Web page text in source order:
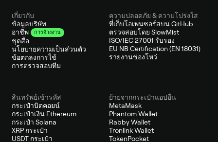
เกี่ยวกับ
ข้อมูลบริษัท
อาชีพ
การจ้างงาน
ชุดสื่อ
นโยบายความเป็นส่วนตัว
ข้อตกลงการใช้
การตรวจสอบทีม
ความปลอดภัย & ความโปร่งใส
ที่เก็บโอเพนซอร์สบน GitHub
ตรวจสอบโดย SlowMist
ISO/IEC 27001 รับรอง
EU NB Certification (EN 18031)
รายงานช่องโหว่
สินทรัพย์เข้ารหัส
กระเป๋าบิตคอยน์
กระเป๋าเงิน Ethereum
กระเป๋า Solana
XRP กระเป๋า
USDT กระเป๋า
ย้ายจากกระเป๋าแอปอื่น
MetaMask
Phantom Wallet
Rabby Wallet
Tronlink Wallet
TokenPocket